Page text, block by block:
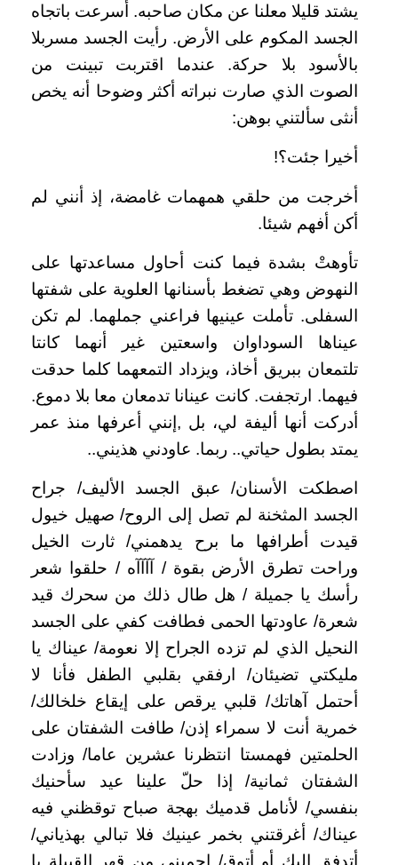
يشتد قليلا معلنا عن مكان صاحبه. أسرعت باتجاه
الجسد المكوم على الأرض. رأيت الجسد مسربلا
بالأسود بلا حركة. عندما اقتربت تبينت من
الصوت الذي صارت نبراته أكثر وضوحا أنه يخص
أنثى سألتني بوهن:
أخيرا جئت؟!
أخرجت من حلقي همهمات غامضة، إذ أنني لم
أكن أفهم شيئا.
تأوهتْ بشدة فيما كنت أحاول مساعدتها على
النهوض وهي تضغط بأسنانها العلوية على شفتها
السفلى. تأملت عينيها فراعني جملهما. لم تكن
عيناها السوداوان واسعتين غير أنهما كانتا
تلتمعان ببريق أخاذ، ويزداد التمعهما كلما حدقت
فيهما. ارتجفت. كانت عينانا تدمعان معا بلا دموع.
أدركت أنها أليفة لي، بل ,إنني أعرفها منذ عمر
يمتد بطول حياتي.. ربما. عاودني هذيني..
اصطكت الأسنان/ عبق الجسد الأليف/ جراح
الجسد المثخنة لم تصل إلى الروح/ صهيل خيول
قيدت أطرافها ما برح يدهمني/ ثارت الخيل
وراحت تطرق الأرض بقوة / آآآآه / حلقوا شعر
رأسك يا جميلة / هل طال ذلك من سحرك قيد
شعرة/ عاودتها الحمى فطافت كفي على الجسد
النحيل الذي لم تزده الجراح إلا نعومة/ عيناك يا
مليكتي تضيئان/ ارفقي بقلبي الطفل فأنا لا
أحتمل آهاتك/ قلبي يرقص على إيقاع خلخالك/
خمرية أنت لا سمراء إذن/ طافت الشفتان على
الحلمتين فهمستا انتظرنا عشرين عاما/ وزادت
الشفتان ثمانية/ إذا حلّ علينا عيد سأحنيك
بنفسي/ لأنامل قدميك بهجة صباح توقظني فيه
عيناك/ أغرقتني بخمر عينيك فلا تبالي بهذياني/